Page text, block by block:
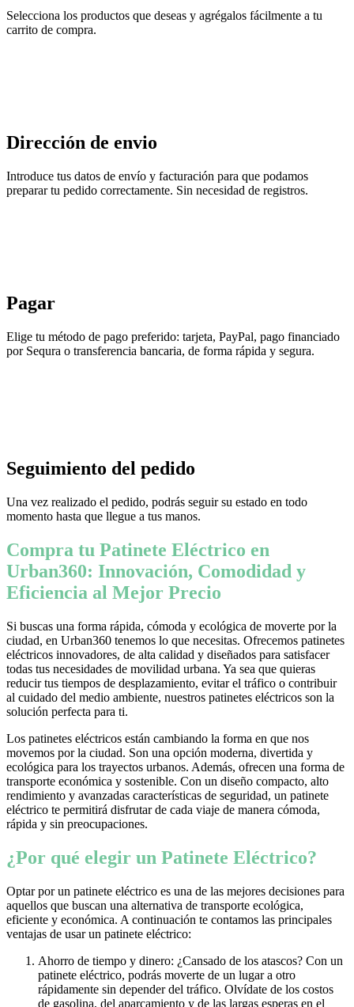
Selecciona los productos que deseas y agrégalos fácilmente a tu
carrito de compra.
Dirección de envio
Introduce tus datos de envío y facturación para que podamos
preparar tu pedido correctamente. Sin necesidad de registros.
Pagar
Elige tu método de pago preferido: tarjeta, PayPal, pago financiado
por Sequra o transferencia bancaria, de forma rápida y segura.
Seguimiento del pedido
Una vez realizado el pedido, podrás seguir su estado en todo
momento hasta que llegue a tus manos.
Compra tu Patinete Eléctrico en
Urban360: Innovación, Comodidad y
Eficiencia al Mejor Precio
Si buscas una forma rápida, cómoda y ecológica de moverte por la
ciudad, en Urban360 tenemos lo que necesitas. Ofrecemos patinetes
eléctricos innovadores, de alta calidad y diseñados para satisfacer
todas tus necesidades de movilidad urbana. Ya sea que quieras
reducir tus tiempos de desplazamiento, evitar el tráfico o contribuir
al cuidado del medio ambiente, nuestros patinetes eléctricos son la
solución perfecta para ti.
Los patinetes eléctricos están cambiando la forma en que nos
movemos por la ciudad. Son una opción moderna, divertida y
ecológica para los trayectos urbanos. Además, ofrecen una forma de
transporte económica y sostenible. Con un diseño compacto, alto
rendimiento y avanzadas características de seguridad, un patinete
eléctrico te permitirá disfrutar de cada viaje de manera cómoda,
rápida y sin preocupaciones.
¿Por qué elegir un Patinete Eléctrico?
Optar por un patinete eléctrico es una de las mejores decisiones para
aquellos que buscan una alternativa de transporte ecológica,
eficiente y económica. A continuación te contamos las principales
ventajas de usar un patinete eléctrico:
Ahorro de tiempo y dinero: ¿Cansado de los atascos? Con un
patinete eléctrico, podrás moverte de un lugar a otro
rápidamente sin depender del tráfico. Olvídate de los costos
de gasolina, del aparcamiento y de las largas esperas en el